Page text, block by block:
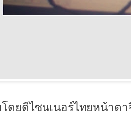
ดยดีไซนเนอร์ไทยหน้าตา